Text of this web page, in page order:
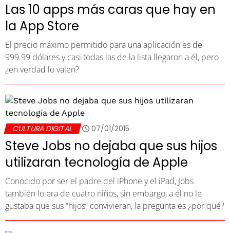
Las 10 apps más caras que hay en
la App Store
El precio máximo permitido para una aplicación es de
999.99 dólares y casi todas las de la lista llegaron a él, pero
¿en verdad lo valen?
CULTURA DIGITAL 07/01/2015
Steve Jobs no dejaba que sus hijos
utilizaran tecnología de Apple
Conocido por ser el padre del iPhone y el iPad, Jobs
también lo era de cuatro niños, sin embargo, a él no le
gustaba que sus “hijos” convivieran, la pregunta es ¿por qué?